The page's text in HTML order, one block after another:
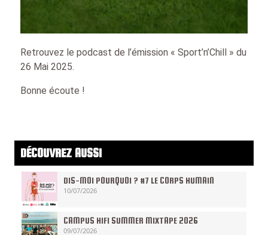
Retrouvez le podcast de l’émission « Sport’n’Chill » du
26 Mai 2025.
Bonne écoute !
DÉCOUVREZ AUSSI
DIS-MOI POURQUOI ? #7 LE CORPS HUMAIN
10/07/2026
CAMPUS HIFI SUMMER MIXTAPE 2026
09/07/2026